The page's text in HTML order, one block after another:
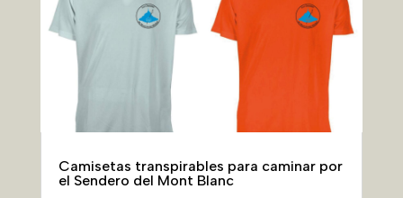
Camisetas transpirables para caminar por
el Sendero del Mont Blanc